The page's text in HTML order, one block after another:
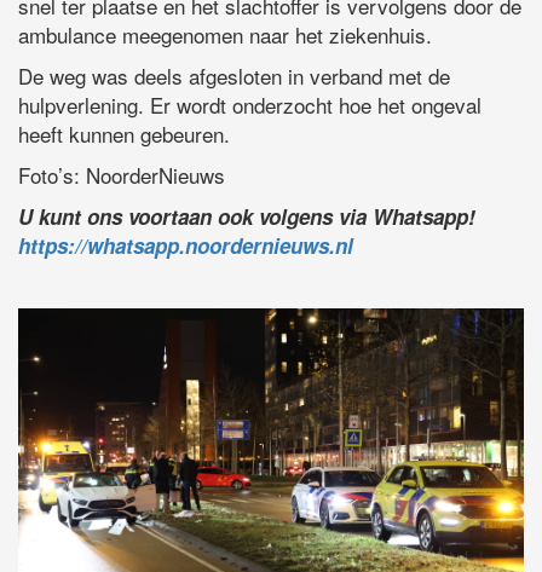
ambulance meegenomen naar het ziekenhuis.
De weg was deels afgesloten in verband met de
hulpverlening. Er wordt onderzocht hoe het ongeval
heeft kunnen gebeuren.
Foto’s: NoorderNieuws
U kunt ons voortaan ook volgens via Whatsapp!
https://whatsapp.noordernieuws.nl